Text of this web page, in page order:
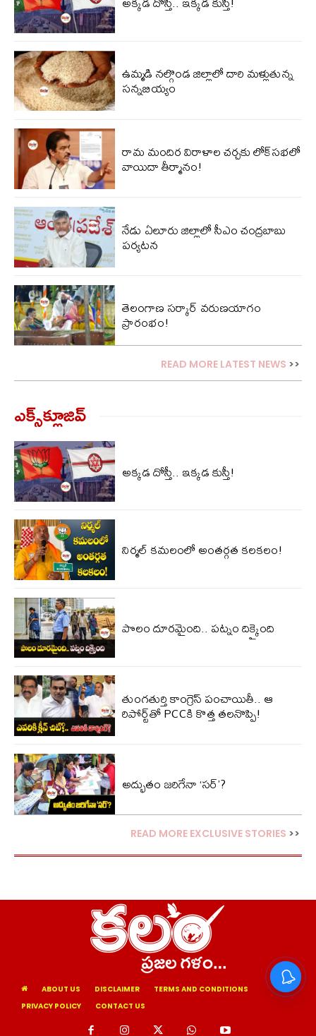
ఉమ్మడి నల్గొండ జిల్లాలో దారి మళ్లుతున్న
సన్నబియ్యం
రామ మందిర విరాళాల చ‌ర్చ‌కు లోక్‌స‌భ‌లో
వాయిదా తీర్మానం!
నేడు ఏలూరు జిల్లాలో సీఎం చంద్రబాబు
పర్యటన
తెలంగాణ స‌ర్కార్ వ‌రుణ‌యాగం
ప్రారంభం!
READ MORE LATEST NEWS >>
ఎక్స్‌క్లూజివ్‌
అక్కడ దోస్తీ.. ఇక్కడ కుస్తీ!
నిర్మల్ కమలంలో అంతర్గత కలకలం!
పొలం దూరమైంది.. పట్నం దిక్కైంది
తుంగతుర్తి కాంగ్రెస్‌ పంచాయితీ.. ఆ
రిపోర్ట్‌తో PCCకి కొత్త తలనొప్పి!
అద్భుతం జరిగేనా ‘సర్’?
READ MORE EXCLUSIVE STORIES >>
ABOUT US DISCLAIMER
TERMS AND CONDITIONS
PRIVACY POLICY
CONTACT US